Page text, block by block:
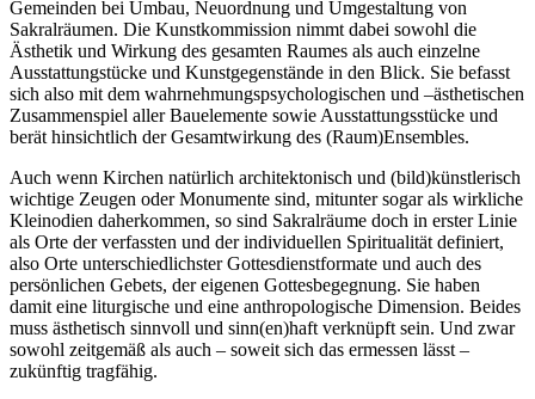
Gemeinden bei Umbau, Neuordnung und Umgestaltung von
Sakralräumen. Die Kunstkommission nimmt dabei sowohl die
Ästhetik und Wirkung des gesamten Raumes als auch einzelne
Ausstattungstücke und Kunstgegenstände in den Blick. Sie befasst
sich also mit dem wahrnehmungspsychologischen und –ästhetischen
Zusammenspiel aller Bauelemente sowie Ausstattungsstücke und
berät hinsichtlich der Gesamtwirkung des (Raum)Ensembles.
Auch wenn Kirchen natürlich architektonisch und (bild)künstlerisch
wichtige Zeugen oder Monumente sind, mitunter sogar als wirkliche
Kleinodien daherkommen, so sind Sakralräume doch in erster Linie
als Orte der verfassten und der individuellen Spiritualität definiert,
also Orte unterschiedlichster Gottesdienstformate und auch des
persönlichen Gebets, der eigenen Gottesbegegnung. Sie haben
damit eine liturgische und eine anthropologische Dimension. Beides
muss ästhetisch sinnvoll und sinn(en)haft verknüpft sein. Und zwar
sowohl zeitgemäß als auch – soweit sich das ermessen lässt –
zukünftig tragfähig.